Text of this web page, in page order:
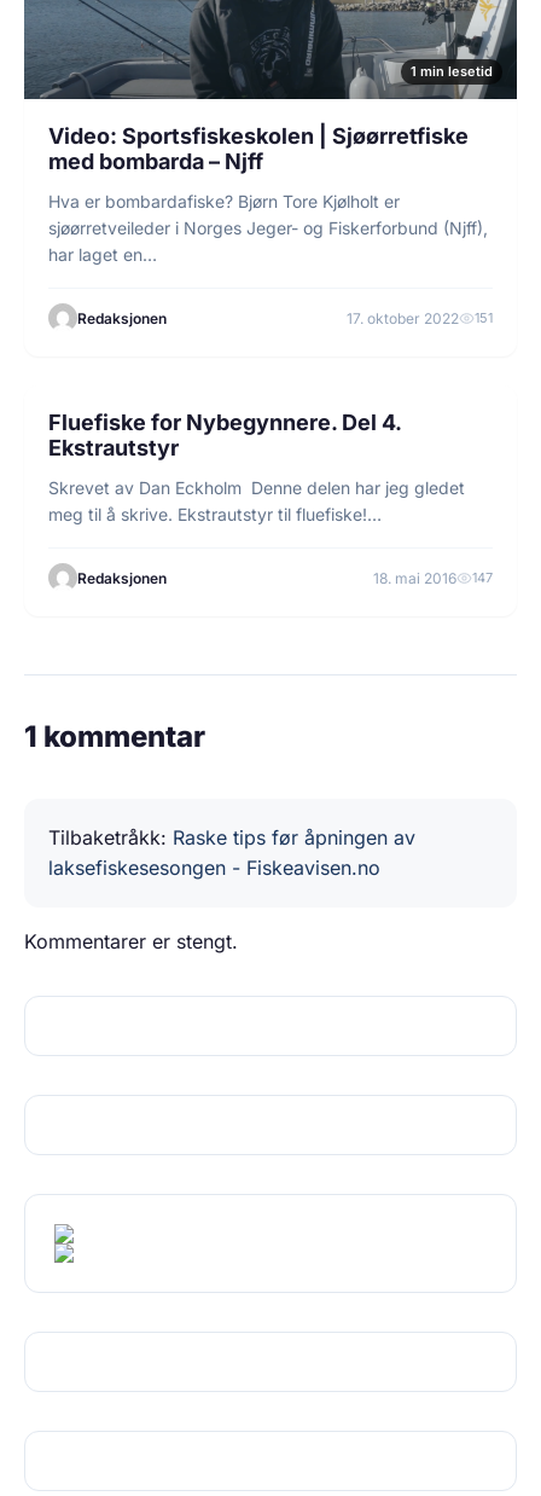
1 min lesetid
Video: Sportsfiskeskolen | Sjøørretfiske
med bombarda – Njff
Hva er bombardafiske? Bjørn Tore Kjølholt er
sjøørretveileder i Norges Jeger- og Fiskerforbund (Njff),
har laget en…
Redaksjonen 17. oktober 2022 151
FISKEGUIDER
Fluefiske for Nybegynnere. Del 4.
Ekstrautstyr
Skrevet av Dan Eckholm Denne delen har jeg gledet
meg til å skrive. Ekstrautstyr til fluefiske!…
Redaksjonen 18. mai 2016 147
1 kommentar
Tilbaketråkk: Raske tips før åpningen av
laksefiskesesongen - Fiskeavisen.no
Kommentarer er stengt.